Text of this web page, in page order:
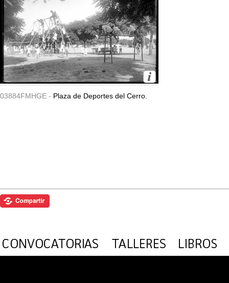
03884FMHGE - Plaza de Deportes del Cerro.